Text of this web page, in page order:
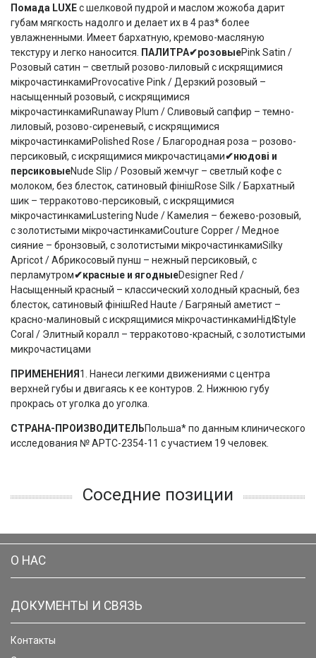
Помада LUXEс шелковой пудрой и маслом жожоба дарит
губам мягкость надолго и делает их в 4 раз* более
увлажненными. Имеет бархатную, кремово-масляную
текстуру и легко наносится.
ПАЛИТРА✔розовыеPink Satin /
Розовый сатин – светлый розово-лиловый с искрящимися
мікрочастинкамиProvocative Pink / Дерзкий розовый –
насыщенный розовый, с искрящимися
мікрочастинкамиRunaway Plum / Сливовый сапфир – темно-
лиловый, розово-сиреневый, с искрящимися
мікрочастинкамиPolished Rose / Благородная роза – розово-
персиковый, с искрящимися микрочастицами✔нюдові и
персиковыеNude Slip / Розовый жемчуг – светлый кофе с
молоком, без блесток, сатиновый фінішRose Silk / Бархатный
шик – терракотово-персиковый, с искрящимися
мікрочастинкамиLustering Nude / Камелия – бежево-розовый,
с золотистыми мікрочастинкамиCouture Copper / Медное
сияние – бронзовый, с золотистыми мікрочастинкамиSilky
Apricot / Абрикосовый пунш – нежный персиковый, с
перламутром✔красные и ягодныеDesigner Red /
Насыщенный красный – классический холодный красный, без
блесток, сатиновый фінішRed Haute / Багряный аметист –
красно-малиновый с искрящимися мікрочастинкамиНідһ Style
Coral / Элитный коралл – терракотово-красный, с золотистыми
микрочастицами
ПРИМЕНЕНИЯ 1. Нанеси легкими движениями с центра
верхней губы и двигаясь к ее контуров. 2. Нижнюю губу
прокрась от уголка до уголка.
СТРАНА-ПРОИЗВОДИТЕЛЬПольша* по данным клинического
исследования № APTC-2354-11 с участием 19 человек.
Соседние позиции
О НАС
ДОКУМЕНТЫ И СВЯЗЬ
Контакты